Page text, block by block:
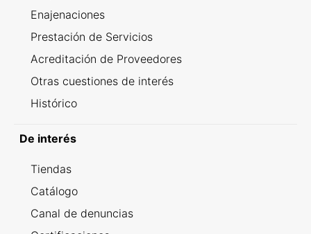
Enajenaciones
Prestación de Servicios
Acreditación de Proveedores
Otras cuestiones de interés
Histórico
De interés
Tiendas
Catálogo
Canal de denuncias